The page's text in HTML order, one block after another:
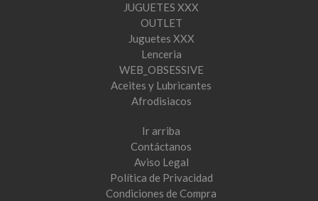
JUGUETES XXX
OUTLET
Juguetes XXX
Lenceria
WEB_OBSESSIVE
Aceites y Lubricantes
Afrodisiacos
Ir arriba
Contáctanos
Aviso Legal
Política de Privacidad
Condiciones de Compra